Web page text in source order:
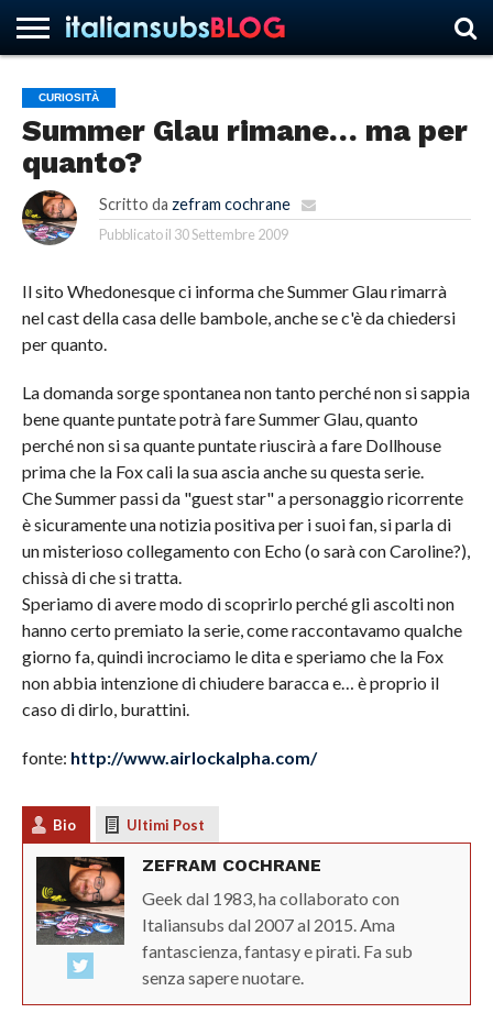
HOME
NEWS
ASCOLTI
RECENSIONI
INTERVISTE
CURIOSITÀ
CHI
SIAMO
CONTATTACI
FORUM
ITALIANSUBS
CURIOSITÀ
Summer Glau rimane… ma per
quanto?
Scritto da zefram cochrane
Pubblicato il 30 Settembre 2009
Il sito Whedonesque ci informa che Summer Glau rimarrà
nel cast della casa delle bambole, anche se c'è da chiedersi
per quanto.
La domanda sorge spontanea non tanto perché non si sappia
bene quante puntate potrà fare Summer Glau, quanto
perché non si sa quante puntate riuscirà a fare Dollhouse
prima che la Fox cali la sua ascia anche su questa serie.
Che Summer passi da "guest star" a personaggio ricorrente
è sicuramente una notizia positiva per i suoi fan, si parla di
un misterioso collegamento con Echo (o sarà con Caroline?),
chissà di che si tratta.
Speriamo di avere modo di scoprirlo perché gli ascolti non
hanno certo premiato la serie, come raccontavamo qualche
giorno fa, quindi incrociamo le dita e speriamo che la Fox
non abbia intenzione di chiudere baracca e… è proprio il
caso di dirlo, burattini.
fonte: http://www.airlockalpha.com/
Bio Ultimi Post
ZEFRAM COCHRANE
Geek dal 1983, ha collaborato con
Italiansubs dal 2007 al 2015. Ama
fantascienza, fantasy e pirati. Fa sub
senza sapere nuotare.